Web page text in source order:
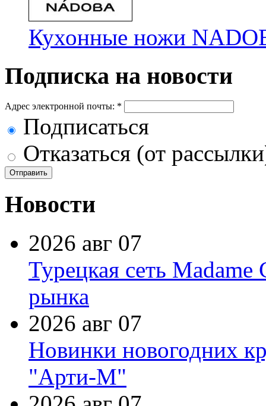
Кухонные ножи
Подписка на новости
Адрес электронной почты: *
Подписаться
Отказаться (от
Новости
2026 авг 07
Турецкая сеть Madame
рынка
2026 авг 07
Новинки новогодних
"Арти-М"